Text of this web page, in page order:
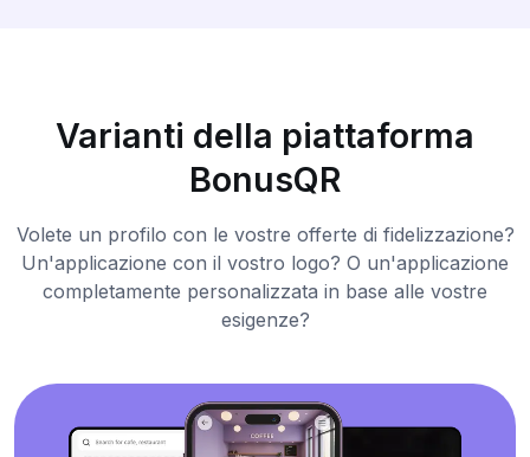
Varianti della piattaforma
BonusQR
Volete un profilo con le vostre offerte di fidelizzazione?
Un'applicazione con il vostro logo? O un'applicazione
completamente personalizzata in base alle vostre
esigenze?